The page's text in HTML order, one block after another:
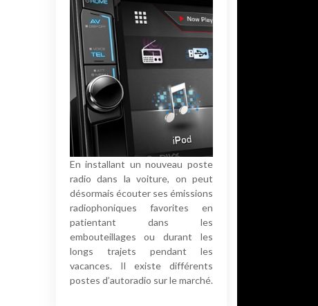
En installant un nouveau poste
radio dans la voiture, on peut
désormais écouter ses émissions
radiophoniques favorites en
patientant dans les
embouteillages ou durant les
longs trajets pendant les
vacances. Il existe différents
postes d’autoradio sur le marché.